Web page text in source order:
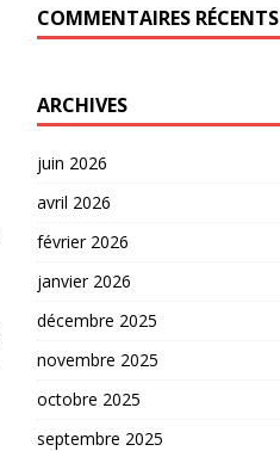
COMMENTAIRES RÉCENTS
ARCHIVES
juin 2026
avril 2026
février 2026
janvier 2026
décembre 2025
novembre 2025
octobre 2025
septembre 2025